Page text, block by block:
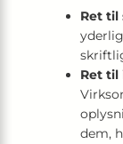
Ret til
Ret til
dem,